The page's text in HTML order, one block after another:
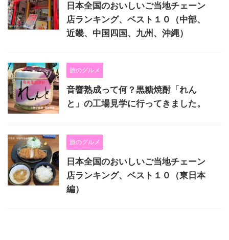
日本全国のおいしいご当地チェーン
店ランキング、ベスト１０（中部、
近畿、中国四国、九州、沖縄）
旅のグルメ
音響熟成って何？黒糖焼酎「れん
と」の工場見学に行ってきました。
旅のグルメ
日本全国のおいしいご当地チェーン
店ランキング、ベスト１０（東日本
編）